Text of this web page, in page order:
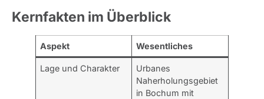
Kernfakten im Überblick
Aspekt Wesentliches
Lage und Charakter
Urbanes
Naherholungsgebiet
in Bochum mit